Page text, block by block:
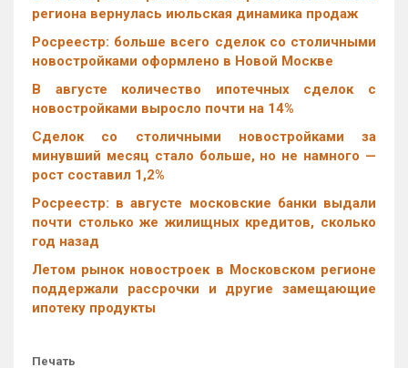
региона вернулась июльская динамика продаж
Росреестр: больше всего сделок со столичными
новостройками оформлено в Новой Москве
В августе количество ипотечных сделок с
новостройками выросло почти на 14%
Cделок со столичными новостройками за
минувший месяц стало больше, но не намного —
рост составил 1,2%
Росреестр: в августе московские банки выдали
почти столько же жилищных кредитов, сколько
год назад
Летом рынок новостроек в Московском регионе
поддержали рассрочки и другие замещающие
ипотеку продукты
Печать